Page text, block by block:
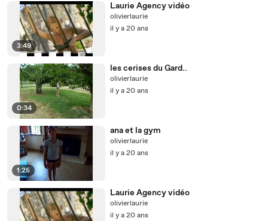
3:49
Laurie Agency vidéo
olivierlaurie
il y a 20 ans
0:34
les cerises du Gard..
olivierlaurie
il y a 20 ans
1:25
ana et la gym
olivierlaurie
il y a 20 ans
Laurie Agency vidéo
olivierlaurie
il y a 20 ans